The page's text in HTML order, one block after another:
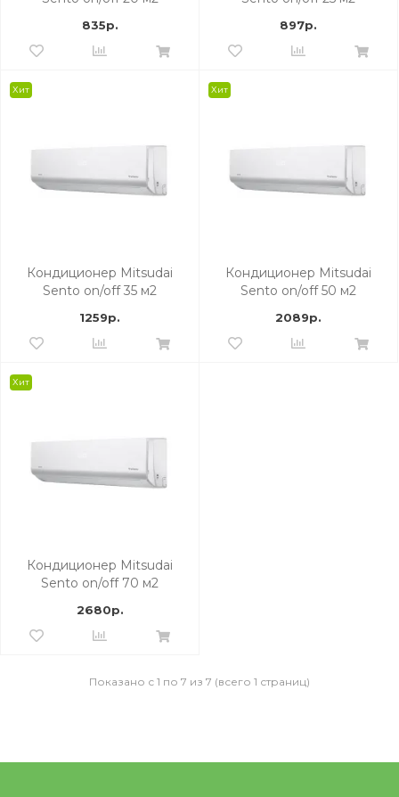
835р. 897р.
Хит
Кондиционер Mitsudai
Sento on/off 35 м2
1259р.
Хит
Кондиционер Mitsudai
Sento on/off 50 м2
2089р.
Хит
Кондиционер Mitsudai
Sento on/off 70 м2
2680р.
Показано с 1 по 7 из 7 (всего 1 страниц)